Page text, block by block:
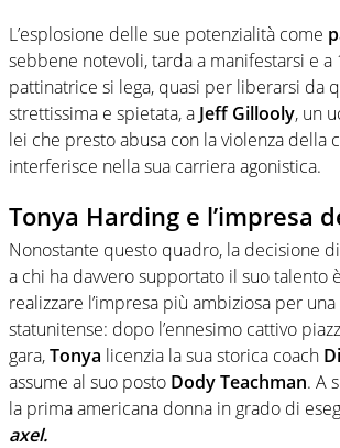
L’esplosione delle sue potenzialità come
sebbene notevoli, tarda a manifestarsi e a
pattinatrice si lega, quasi per liberarsi da
strettissima e spietata, a Jeff Gillooly, un
lei che presto abusa con la violenza della
interferisce nella sua carriera agonistica.
Tonya Harding e l’impresa
Nonostante questo quadro, la decisione di
a chi ha davvero supportato il suo talento
realizzare l’impresa più ambiziosa per
statunitense: dopo l’ennesimo cattivo
gara,Tonya licenzia la sua storica coach
assume al suo posto Dody Teachman. A
la prima americana donna in grado di
axel.